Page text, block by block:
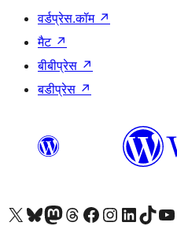
वर्डप्रेस.कॉम ↗
मैट ↗
बीबीप्रेस ↗
बडीप्रेस ↗
Visit our X (formerly Twitter) account
हमारे बलुस्की खाते पर जाएँVisit our Mastodon account
हमारे थ्रेड्स अकाउंट पर जाएंहमारे फेसबुक पेज पर जाएँहमारे इंस्टाग्राम अकाउंट पर जाएंहमारे लिंक्डइन खाते पर जाएँहमारे टिकटॉक खाते पर जाएँहमारे यूट्यूब